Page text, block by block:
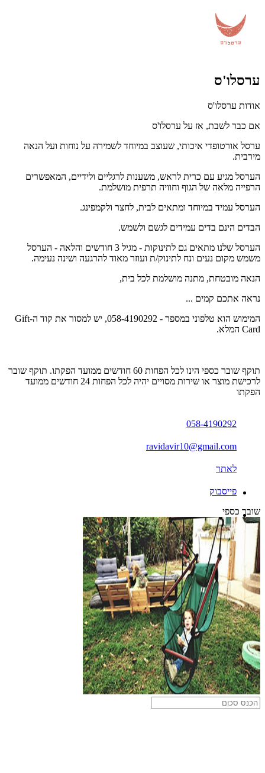
ערסלו'ס
אודות ערסלו'ס
אם כבר לשבת, אז על ערסלו'ס
ערסל אורטופדי איכותי, שעוצב במיוחד לשמירה על נוחות ועל הנאה
מירבית.
הערסל מגיע עם כרית לראש, משענות לרגליים ולידיים, המאפשרים
הרפייה מלאה של הגוף וחוויה תרפית מושלמת.
הערסל עמיד במיוחד ומתאים לבית, לחצר ולקמפינג.
הבדים הינם בדים עמידים לגשם ולשמש.
הערסל שלנו מתאים גם לתינוקות - מגיל 3 חודשים והלאה - הערסל
משמש מקום נעים ונח לתינוק/ת ועוזר מאוד להרגעה ושינה נעימה.
הנאה מובטחת, מתנה מושלמת לכל בית,
נראה אתכם קמים ...
המימוש הוא טלפוני במספר - 058-4190292, יש למסור את קוד ה-Gift
Card המלא.
תוקף שובר כספי הינו לכל הפחות 60 חודשים ממועד הפקתו. תוקף שובר
לרכישת מוצר או שירות מסויים יהיה לכל הפחות 24 חודשים ממועד
הפקתו
058-4190292
ravidavir10@gmail.com
לאתר
פייסבוק
שובר כספי